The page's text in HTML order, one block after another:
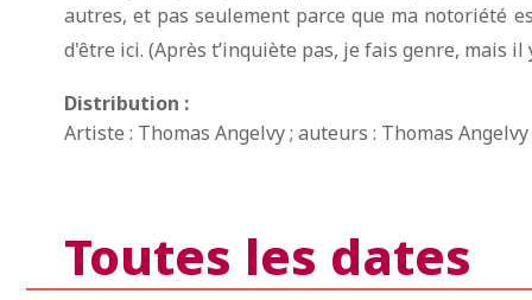
autres, et pas seulement parce que ma notoriété
d'être ici. (Après t’inquiète pas, je fais genre, mais
Distribution :
Artiste : Thomas Angelvy ; auteurs : Thomas
Toutes les dates